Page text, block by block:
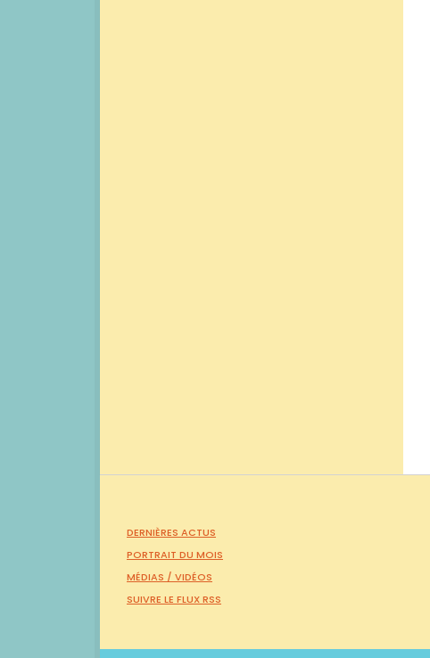
DERNIÈRES ACTUS
PORTRAIT DU MOIS
MÉDIAS / VIDÉOS
SUIVRE LE FLUX RSS